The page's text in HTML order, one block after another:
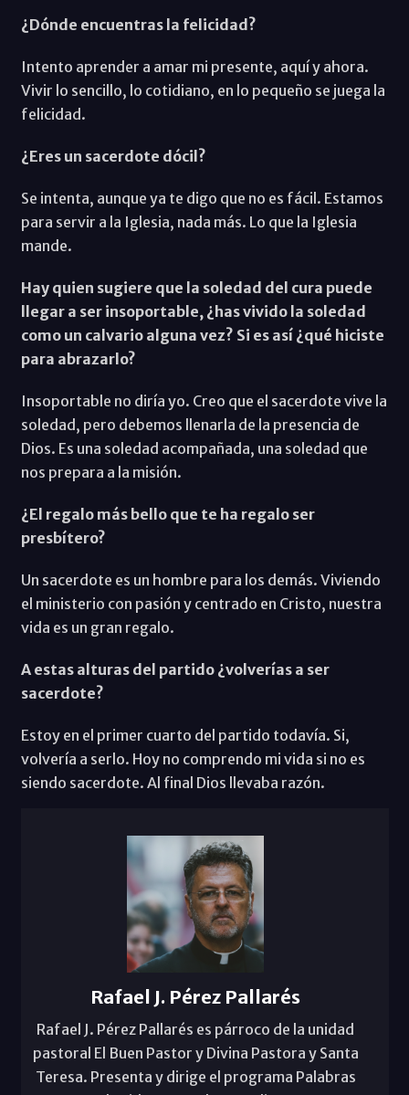
¿Dónde encuentras la felicidad?
Intento aprender a amar mi presente, aquí y ahora.
Vivir lo sencillo, lo cotidiano, en lo pequeño se juega la
felicidad.
¿Eres un sacerdote dócil?
Se intenta, aunque ya te digo que no es fácil. Estamos
para servir a la Iglesia, nada más. Lo que la Iglesia
mande.
Hay quien sugiere que la soledad del cura puede
llegar a ser insoportable, ¿has vivido la soledad
como un calvario alguna vez? Si es así ¿qué hiciste
para abrazarlo?
Insoportable no diría yo. Creo que el sacerdote vive la
soledad, pero debemos llenarla de la presencia de
Dios. Es una soledad acompañada, una soledad que
nos prepara a la misión.
¿El regalo más bello que te ha regalo ser
presbítero?
Un sacerdote es un hombre para los demás. Viviendo
el ministerio con pasión y centrado en Cristo, nuestra
vida es un gran regalo.
A estas alturas del partido ¿volverías a ser
sacerdote?
Estoy en el primer cuarto del partido todavía. Si,
volvería a serlo. Hoy no comprendo mi vida si no es
siendo sacerdote. Al final Dios llevaba razón.
Rafael J. Pérez Pallarés
Rafael J. Pérez Pallarés es párroco de la unidad
pastoral El Buen Pastor y Divina Pastora y Santa
Teresa. Presenta y dirige el programa Palabras